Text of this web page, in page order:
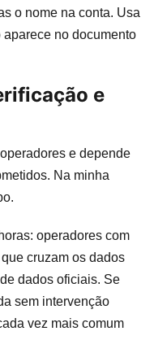
o nome na conta. Usa
no documento
e
e depende
Na minha
operadores com
cruzam os dados
dados oficiais. Se
sem intervenção
vez mais comum